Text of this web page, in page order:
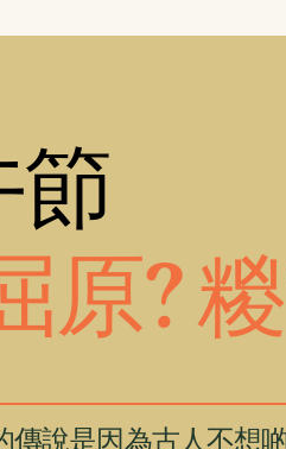
原?
傳說是因為古人不想